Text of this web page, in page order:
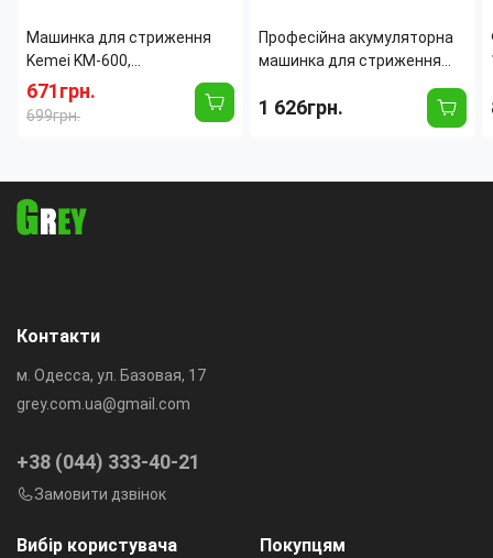
Машинка для стриження
Kemei KM-600,
універсальний тример 11в1,
набір для бороди, волосся,
носа та тіла з насадками
671грн.
699грн.
Професійна акумуляторна
машинка для стриження
волосся VGR V-285 9000
RPM MUSCULAR C1,
роторний мотор, кераміко-
1 626грн.
Вибір користувача Покупцям
Контакти
м. Одесса, ул. Базовая, 17
grey.com.ua@gmail.com
+38 (044) 333-40-21
Замовити дзвінок